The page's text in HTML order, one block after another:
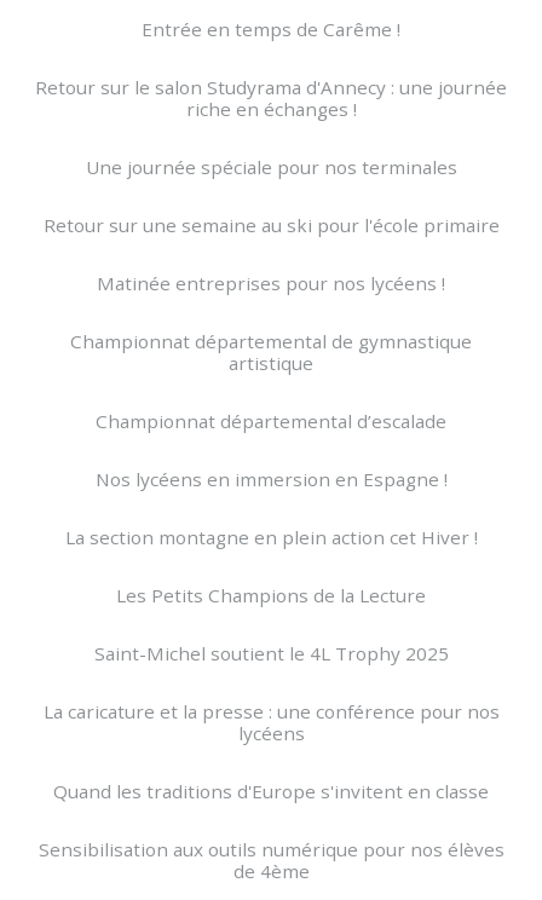
Entrée en temps de Carême !
Retour sur le salon Studyrama d'Annecy : une journée
riche en échanges !
Une journée spéciale pour nos terminales
Retour sur une semaine au ski pour l'école primaire
Matinée entreprises pour nos lycéens !
Championnat départemental de gymnastique
artistique
Championnat départemental d’escalade
Nos lycéens en immersion en Espagne !
La section montagne en plein action cet Hiver !
Les Petits Champions de la Lecture
Saint-Michel soutient le 4L Trophy 2025
La caricature et la presse : une conférence pour nos
lycéens
Quand les traditions d'Europe s'invitent en classe
Sensibilisation aux outils numérique pour nos élèves
de 4ème